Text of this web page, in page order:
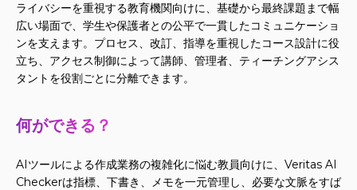
ライバシーを重視する教育機関向けに、基礎から最終課題まで幅
広い場面で、学生や保護者との公平で一貫したコミュニケーショ
ンを支えます。プロセス、改訂、指導を重視したコース設計に役
立ち、アクセス制御によって講師、管理者、ティーチングアシス
タントを役割ごとに分離できます。
何ができる？
AIツールによる作成業務の複雑化に悩む教員向けに、Veritas AI
Checkerは指標、下書き、メモを一元管理し、必要な文脈をすば